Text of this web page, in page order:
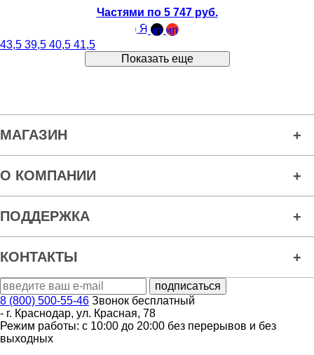
Частями по 5 747 руб.
43,5 39,5 40,5 41,5
Показать еще
МАГАЗИН
О КОМПАНИИ
ПОДДЕРЖКА
КОНТАКТЫ
8 (800) 500-55-46 Звонок бесплатный
- г. Краснодар, ул. Красная, 78
Режим работы: с 10:00 до 20:00 без перерывов и без
выходных